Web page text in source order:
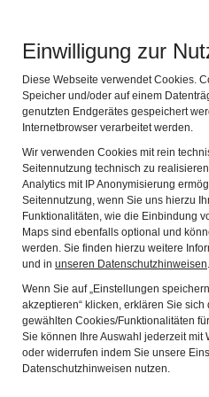
Einwilligung zur
Diese Webseite verwendet Cookies.
Speicher und/oder auf einem
genutzten Endgerätes gespeichert
Internetbrowser verarbeitet werden.
Wir verwenden Cookies mit rein
Seitennutzung technisch zu
Analytics mit IP Anonymisierung
Seitennutzung, wenn Sie uns hierzu
Funktionalitäten, wie die Einbindung
Maps sind ebenfalls optional und
werden. Sie finden hierzu weitere
und in unseren Datenschutzhinweisen.
Wenn Sie auf „Einstellungen
akzeptieren“ klicken, erklären Sie
gewählten Cookies/Funktionalitäten
Sie können Ihre Auswahl jederzeit mit
oder widerrufen indem Sie unsere
Datenschutzhinweisen nutzen.
DER